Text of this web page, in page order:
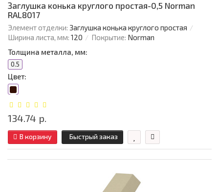
Заглушка конька круглого простая-0,5 Norman
RAL8017
Элемент отделки: Заглушка конька круглого простая
Ширина листа, мм: 120 Покрытие: Norman
Толщина металла, мм:
0.5
Цвет:
134.74 р.
В корзину Быстрый заказ